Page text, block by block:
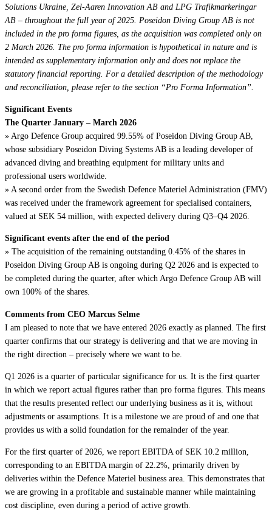
Solutions Ukraine, Zel-Aaren Innovation AB and LPG Trafikmarkeringar
AB – throughout the full year of 2025. Poseidon Diving Group AB is not
included in the pro forma figures, as the acquisition was completed only on
2 March 2026. The pro forma information is hypothetical in nature and is
intended as supplementary information only and does not replace the
statutory financial reporting. For a detailed description of the methodology
and reconciliation, please refer to the section “Pro Forma Information”.
Significant Events
The Quarter January – March 2026
» Argo Defence Group acquired 99.55% of Poseidon Diving Group AB,
whose subsidiary Poseidon Diving Systems AB is a leading developer of
advanced diving and breathing equipment for military units and
professional users worldwide.
» A second order from the Swedish Defence Materiel Administration (FMV)
was received under the framework agreement for specialised containers,
valued at SEK 54 million, with expected delivery during Q3–Q4 2026.
Significant events after the end of the period
» The acquisition of the remaining outstanding 0.45% of the shares in
Poseidon Diving Group AB is ongoing during Q2 2026 and is expected to
be completed during the quarter, after which Argo Defence Group AB will
own 100% of the shares.
Comments from CEO Marcus Selme
I am pleased to note that we have entered 2026 exactly as planned. The first
quarter confirms that our strategy is delivering and that we are moving in
the right direction – precisely where we want to be.
Q1 2026 is a quarter of particular significance for us. It is the first quarter
in which we report actual figures rather than pro forma figures. This means
that the results presented reflect our underlying business as it is, without
adjustments or assumptions. It is a milestone we are proud of and one that
provides us with a solid foundation for the remainder of the year.
For the first quarter of 2026, we report EBITDA of SEK 10.2 million,
corresponding to an EBITDA margin of 22.2%, primarily driven by
deliveries within the Defence Materiel business area. This demonstrates that
we are growing in a profitable and sustainable manner while maintaining
cost discipline, even during a period of active growth.